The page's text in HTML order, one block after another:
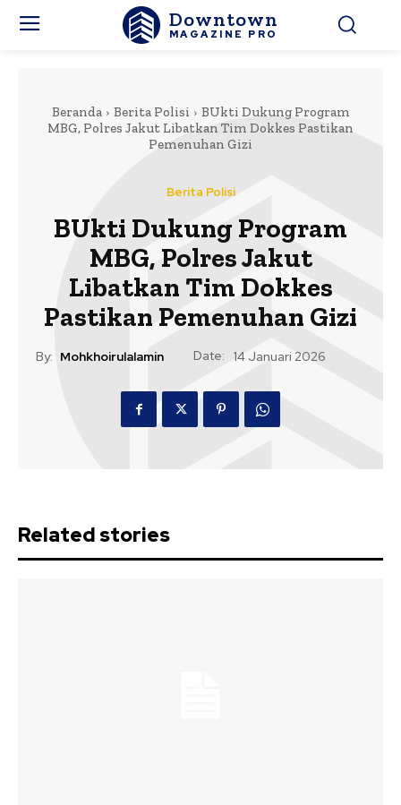
Downtown
MAGAZINE PRO
Beranda Berita Polisi
BUkti Dukung Program
MBG, Polres Jakut Libatkan Tim Dokkes Pastikan
Pemenuhan Gizi
Berita Polisi
BUkti Dukung Program
MBG, Polres Jakut
Libatkan Tim Dokkes
Pastikan Pemenuhan Gizi
By: Mohkhoirulalamin Date: 14 Januari 2026
Related stories